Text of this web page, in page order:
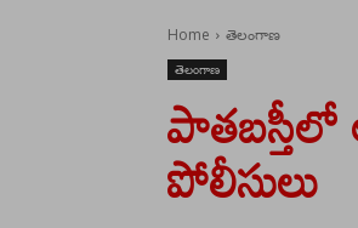
Home తెలంగాణ
తెలంగాణ
పాతబస్తీలో
పోలీసులు